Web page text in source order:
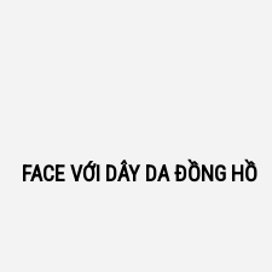
FACE VỚI DÂY DA ĐỒNG HỒ